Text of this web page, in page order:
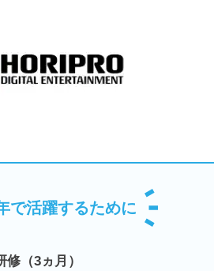
で活躍するために
修（3ヵ月）